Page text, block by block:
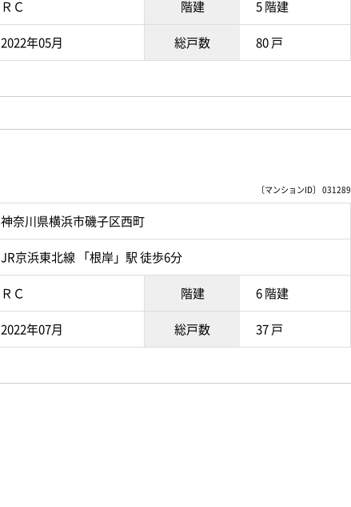
ＲＣ 階建 5 階建
2022年05月 総戸数 80 戸
〔マンションID〕 031289
神奈川県横浜市磯子区西町
JR京浜東北線 「根岸」駅 徒歩6分
ＲＣ 階建 6 階建
2022年07月 総戸数 37 戸